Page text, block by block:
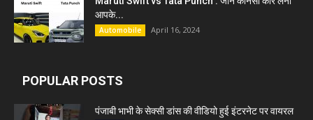
आपके...
Automobile April 16, 2024
POPULAR POSTS
पंजाबी भाभी के सेक्सी डांस की वीडियो हुई इंटरनेट पर वायरल